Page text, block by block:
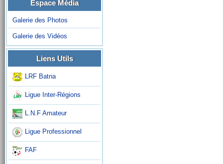
Espace Média
Galerie des Photos
Galerie des Vidéos
Liens Utils
LRF Batna
Ligue Inter-Régions
L.N.F Amateur
Ligue Professionnel
FAF